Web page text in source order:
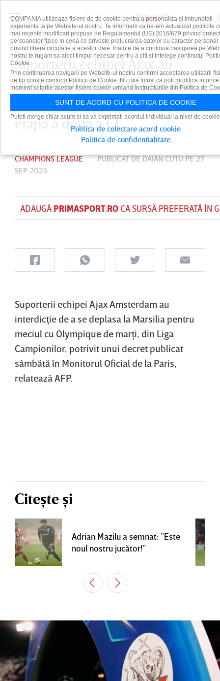
Suporterii echipei Ajax au
interdicţie să facă deplasarea
la meciul cu Marseille, din
etapa a doua a CL
CHAMPIONS LEAGUE PUBLICAT DEDAIAN CUTUPE 27
SEP 2025
ADAUGĂ PRIMASPORT.ROCA SURSĂ PREFERATĂ ÎN
Suporterii echipei Ajax Amsterdam au
interdicţie de a se deplasa la Marsilia pentru
meciul cu Olympique de marţi, din Liga
Campionilor, potrivit unui decret publicat
sâmbătă în Monitorul Oficial de la Paris,
relatează AFP.
Citește și
Adrian Mazilu a semnat: ”Este
noul nostru jucător!”
COMPANIA utilizeaza fisiere de tip cookie pentru a personaliza si imbunatati
experienta ta pe Website-ul nostru. Te informam ca ne-am actualizat politicile
mai recente modificari propuse de Regulamentul (UE) 2016/679 privind
persoanelor fizice in ceea ce priveste prelucrarea datelor cu caracter personal
privind libera circulatie a acestor date. Inainte de a continua navigarea pe
nostru te rugam sa aloci timpul necesar pentru a citi si intelege continutul
Cookie.
Prin continuarea navigarii pe Website-ul nostru confirmi acceptarea utilizarii
de tip cookie conform Politicii de Cookie. Nu uita totusi ca poti modifica in orice
moment setarile acestor fisiere cookie urmand instructiunile din Politica de
SUNT DE ACORD CU POLITICA DE COOKIE
Puteti merge chiar acum si sa va exprimati acordul individual la nivel de
Politica de colectare acord cookie
Politica de confidentialitate